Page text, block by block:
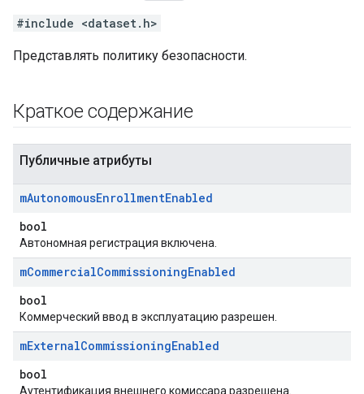
#include <dataset.h>
Представлять политику безопасности.
Краткое содержание
Публичные атрибуты
mAutonomousEnrollmentEnabled
bool
Автономная регистрация включена.
mCommercialCommissioningEnabled
bool
Коммерческий ввод в эксплуатацию разрешен.
mExternalCommissioningEnabled
bool
Аутентификация внешнего комиссара разрешена.